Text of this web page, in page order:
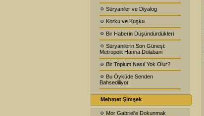
Süryaniler ve Diyalog
Korku ve Kuşku
Bir Haberin Düşündürdükleri
Süryanilerin Son Güneşi:
Metropolit Hanna Dolabani
Bir Toplum Nasıl Yok Olur?
Bu Öyküde Senden
Bahsediliyor
Mehmet Şimşek
Mor Gabriel'e Dokunmak